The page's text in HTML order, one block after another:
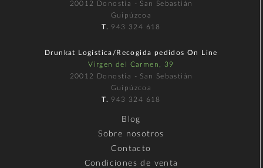
20012 Donostia - San Sebastián
Guipúzcoa
T. 943 324 618
Drunkat Logística/Recogida pedidos On Line
Virgen del Carmen, 39
20012 Donostia - San Sebastián
Guipúzcoa
T. 943 324 618
Blog
Sobre nosotros
Contacto
Condiciones de venta